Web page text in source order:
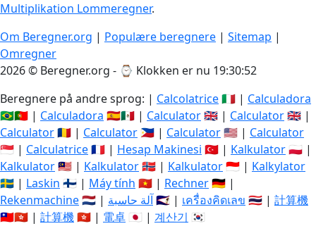
Multiplikation Lommeregner.
Om Beregner.org | Populære beregnere | Sitemap |
Omregner
2026 © Beregner.org - ⌚ Klokken er nu 19:30:53
Beregnere på andre sprog: | Calcolatrice🇮🇹 | Calculadora
🇧🇷🇵🇹 | Calculadora 🇪🇸🇲🇽 | Calculator🇬🇧 | Calculator🇬🇧 |
Calculator🇷🇴 | Calculator 🇵🇭 | Calculator🇺🇸 | Calculator
🇸🇬 | Calculatrice🇫🇷 | Hesap Makinesi 🇹🇷 | Kalkulator🇵🇱 |
Kalkulator🇲🇾 | Kalkulator🇳🇴 | Kalkulator🇮🇩 | Kalkylator
🇸🇪 | Laskin 🇫🇮 | Máy tính 🇻🇳 | Rechner🇩🇪 |
Rekenmachine🇳🇱 | آلة حاسبة🇸🇦 | เครื่องคิดเลข 🇹🇭 | 計算機
🇹🇼🇭🇰 | 計算機🇭🇰 | 電卓 🇯🇵 | 계산기 🇰🇷